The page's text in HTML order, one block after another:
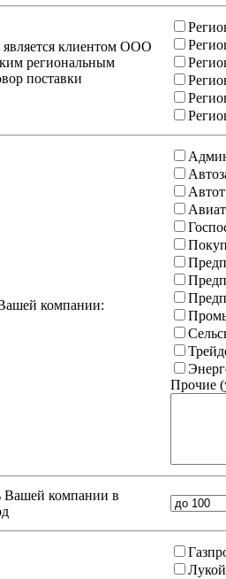
клиентом ООО
региональным
поставки
компании:
Прочие
Вашей компании в